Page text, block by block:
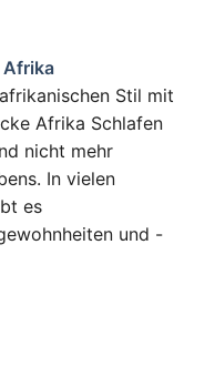
Afrika
Stil mit
Afrika Schlafen
nicht mehr
In vielen
es
und -